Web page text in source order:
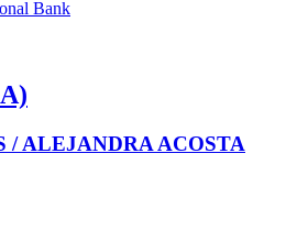
/ ALEJANDRA ACOSTA